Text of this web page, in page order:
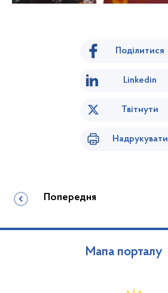
Поділитися
Linkedin
Твітнути
Надрукувати
Попередня
Мапа порталу